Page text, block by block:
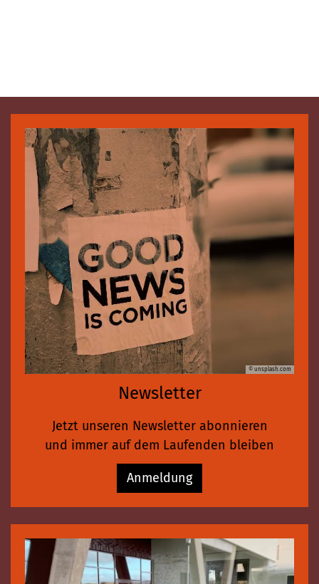
© unsplash.com
Newsletter
Jetzt unseren Newsletter abonnieren
und immer auf dem Laufenden bleiben
Anmeldung